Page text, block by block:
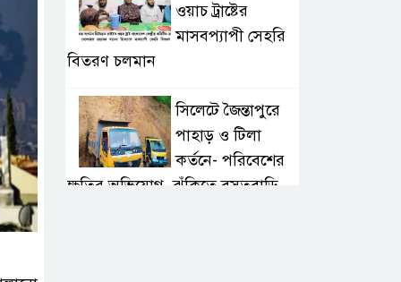
ওয়াচ ট্রাষ্টের
মাসবপ্যাপী সেহরি
বিতরণ চলমান
সিলেটে জৈন্তাপুরে
পাহাড় ও টিলা
কর্তনে- পরিবেশের
ক্ষতির অভিযোগ, ঝুঁকিতে বসতবাড়ি